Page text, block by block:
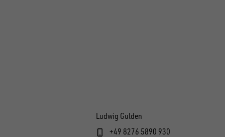
Ludwig Gulden
+49 8276 5890 930